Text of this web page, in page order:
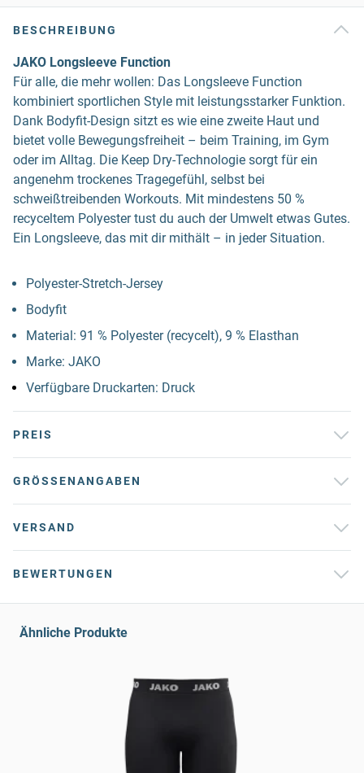
BESCHREIBUNG
JAKO Longsleeve Function
Für alle, die mehr wollen: Das Longsleeve Function
kombiniert sportlichen Style mit leistungsstarker Funktion.
Dank Bodyfit-Design sitzt es wie eine zweite Haut und
bietet volle Bewegungsfreiheit – beim Training, im Gym
oder im Alltag. Die Keep Dry-Technologie sorgt für ein
angenehm trockenes Tragegefühl, selbst bei
schweißtreibenden Workouts. Mit mindestens 50 %
recyceltem Polyester tust du auch der Umwelt etwas Gutes.
Ein Longsleeve, das mit dir mithält – in jeder Situation.
Polyester-Stretch-Jersey
Bodyfit
Material: 91 % Polyester (recycelt), 9 % Elasthan
Marke: JAKO
Verfügbare Druckarten: Druck
PREIS
GRÖSSENANGABEN
VERSAND
BEWERTUNGEN
Ähnliche Produkte